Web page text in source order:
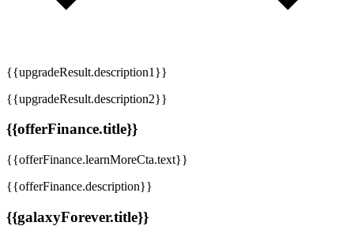
{{upgradeResult.description1}}
{{upgradeResult.description2}}
{{offerFinance.title}}
{{offerFinance.learnMoreCta.text}}
{{offerFinance.description}}
{{galaxyForever.title}}